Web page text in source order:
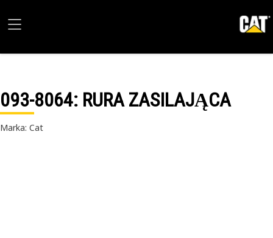
093-8064: RURA ZASILAJĄCA
Marka: Cat